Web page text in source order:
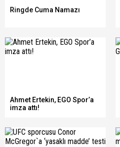
Ringde Cuma Namazı
Ahmet Ertekin, EGO Spor’a
imza attı!